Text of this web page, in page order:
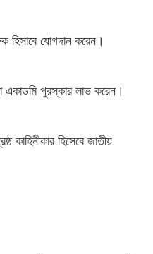
হিসাবে যোগদান করেন।
একাডমি পুরস্কার লাভ করেন।
কাহিনীকার হিসেবে জাতীয়